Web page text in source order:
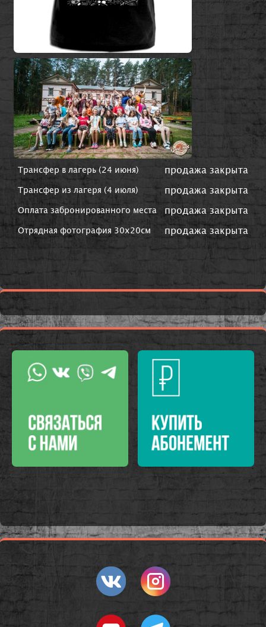
Трансфер в лагерь (24 июня) продажа закрыта
Трансфер из лагеря (4 июля) продажа закрыта
Оплата забронированного места продажа закрыта
Отрядная фотография 30х20см продажа закрыта